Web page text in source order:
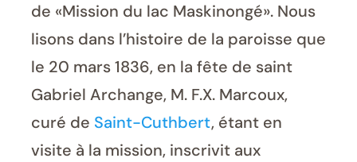
de «Mission du lac Maskinongé». Nous
lisons dans l’histoire de la paroisse que
le 20 mars 1836, en la fête de saint
Gabriel Archange, M. F.X. Marcoux,
curé de Saint-Cuthbert, étant en
visite à la mission, inscrivit aux